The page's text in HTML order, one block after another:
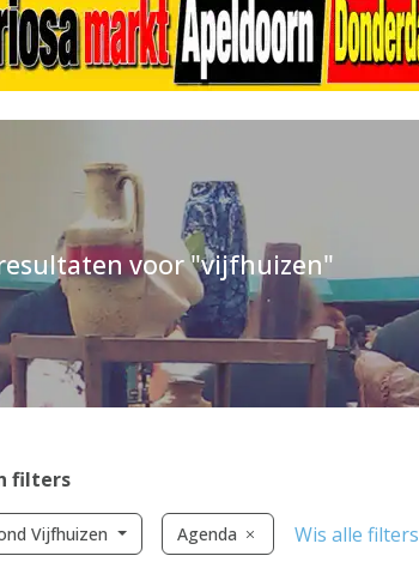
voor "vijfhuizen"
filters
Vijfhuizen Agenda Wis alle filters